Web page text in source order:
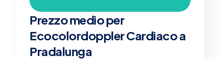
Prezzo medio per
Ecocolordoppler Cardiaco a
Pradalunga